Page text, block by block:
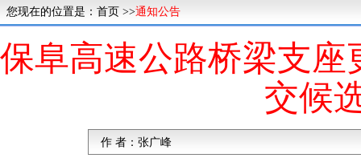
您现在的位置是： 首页 >>通知公告
保阜高速公路桥梁支
交候
作 者： 张广峰